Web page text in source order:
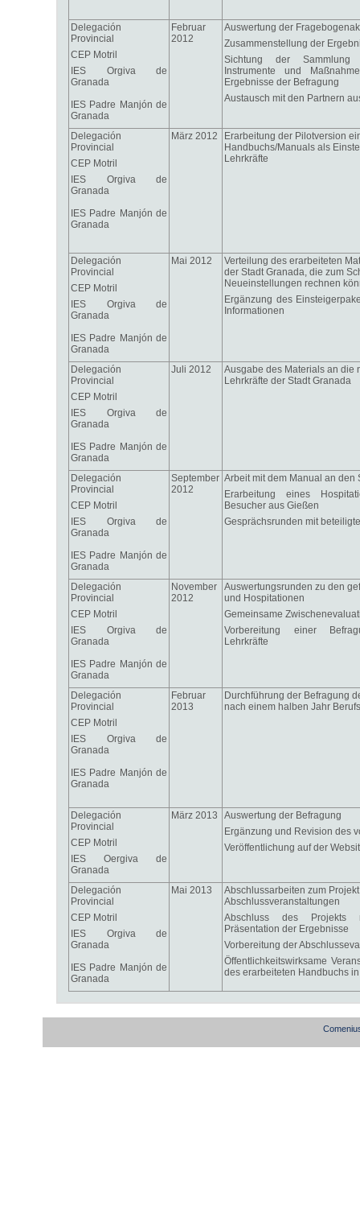
Delegación
Provincial
CEP Motril
IES Orgiva de
Granada
IES Padre Manjón de
Granada
Februar
2012
Auswertung der
Zusammenstellung der
Sichtung der Sammlung
Instrumente und
Ergebnisse der Befragung
Austausch mit den Partnern
Delegación
Provincial
CEP Motril
IES Orgiva de
Granada
IES Padre Manjón de
Granada
März 2012
Erarbeitung der Pilotversion
Handbuchs/Manuals als
Lehrkräfte
Delegación
Provincial
CEP Motril
IES Orgiva de
Granada
IES Padre Manjón de
Granada
Mai 2012
Verteilung des erarbeiteten
der Stadt Granada, die zum
Neueinstellungen rechnen
Ergänzung des
Informationen
Delegación
Provincial
CEP Motril
IES Orgiva de
Granada
IES Padre Manjón de
Granada
Juli 2012
Ausgabe des Materials an die
Lehrkräfte der Stadt Granada
Delegación
Provincial
CEP Motril
IES Orgiva de
Granada
IES Padre Manjón de
Granada
September
2012
Arbeit mit dem Manual an den
Erarbeitung eines
Besucher aus Gießen
Gesprächsrunden mit
Delegación
Provincial
CEP Motril
IES Orgiva de
Granada
IES Padre Manjón de
Granada
November
2012
Auswertungsrunden zu den
und Hospitationen
Gemeinsame
Vorbereitung einer
Lehrkräfte
Delegación
Provincial
CEP Motril
IES Orgiva de
Granada
IES Padre Manjón de
Granada
Februar
2013
Durchführung der Befragung
nach einem halben Jahr
Delegación
Provincial
CEP Motril
IES Oergiva de
Granada
März 2013
Auswertung der Befragung
Ergänzung und Revision des
Veröffentlichung auf der
Delegación
Provincial
CEP Motril
IES Orgiva de
Granada
IES Padre Manjón de
Granada
Mai 2013
Abschlussarbeiten zum
Abschlussveranstaltungen
Abschluss des Projekts
Präsentation der Ergebnisse
Vorbereitung der
Öffentlichkeitswirksame
des erarbeiteten Handbuchs